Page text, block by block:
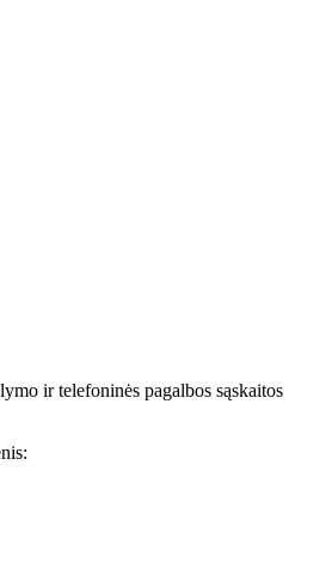
ir telefoninės pagalbos sąskaitos